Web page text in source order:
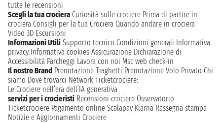
tutte le recensioni
Scegli la tua crociera Curiosità sulle crociere Prima di partire in
crociera Consigli per la tua Crociera Quando andare in crociera
Video 3D Escursioni
Informazioni Utili Supporto tecnico Condizioni generali Informativa
privacy Informativa cookies Assicurazione Dichiarazione di
Accessibilità Parcheggi Lavora con noi Msc web check-in
Il nostro Brand Prenotazione Traghetti Prenotazione Volo Privato Chi
siamo Dove trovarci Network Ticketcrociere:
Le Crociere nell’era dell’IA generativa
servizi per i crocieristi Recensioni crociere Osservatorio
Ticketcrociere Pagamento online Scalapay Klarna Rassegna stampa
Notizie e Aggiornamenti Crociere